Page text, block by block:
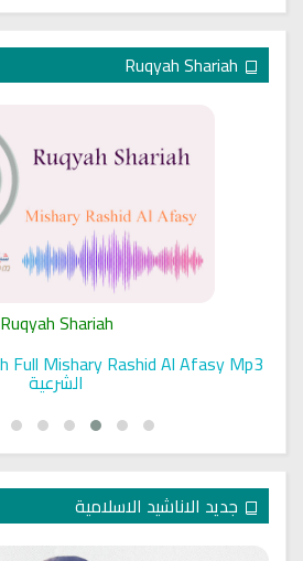
Ruqyah Shariah
الشرعية
جديد الاناشيد الاسلامية